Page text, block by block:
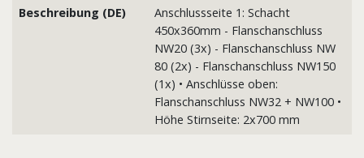
Beschreibung (DE)
Anschlussseite 1: Schacht
450x360mm - Flanschanschluss
NW20 (3x) - Flanschanschluss NW
80 (2x) - Flanschanschluss NW150
(1x) • Anschlüsse oben:
Flanschanschluss NW32 + NW100 •
Höhe Stirnseite: 2x700 mm